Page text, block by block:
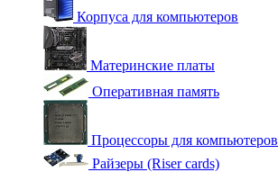
Корпуса для компьютеров
Материнские платы
Оперативная память
Процессоры для компьютеров
Райзеры (Riser cards)